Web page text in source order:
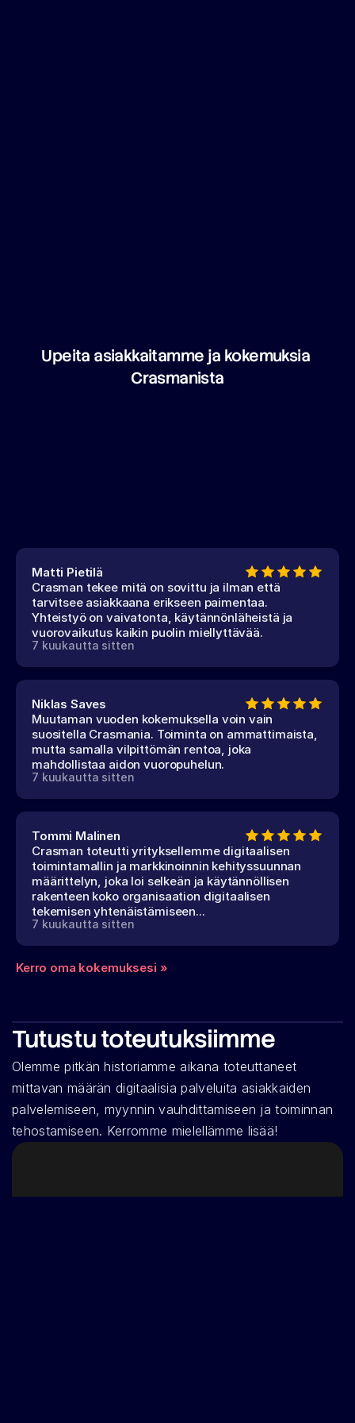
Upeita asiakkaitamme ja kokemuksia
Crasmanista
Matti Pietilä
Crasman tekee mitä on sovittu ja ilman että
tarvitsee asiakkaana erikseen paimentaa.
Yhteistyö on vaivatonta, käytännönläheistä ja
vuorovaikutus kaikin puolin miellyttävää.
7 kuukautta sitten
Niklas Saves
Muutaman vuoden kokemuksella voin vain
suositella Crasmania. Toiminta on ammattimaista,
mutta samalla vilpittömän rentoa, joka
mahdollistaa aidon vuoropuhelun.
7 kuukautta sitten
Tommi Malinen
Crasman toteutti yrityksellemme digitaalisen
toimintamallin ja markkinoinnin kehityssuunnan
määrittelyn, joka loi selkeän ja käytännöllisen
rakenteen koko organisaation digitaalisen
tekemisen yhtenäistämiseen...
7 kuukautta sitten
Kerro oma kokemuksesi »
Tutustu toteutuksiimme
Olemme pitkän historiamme aikana toteuttaneet
mittavan määrän digitaalisia palveluita asiakkaiden
palvelemiseen, myynnin vauhdittamiseen ja toiminnan
tehostamiseen. Kerromme mielellämme lisää!